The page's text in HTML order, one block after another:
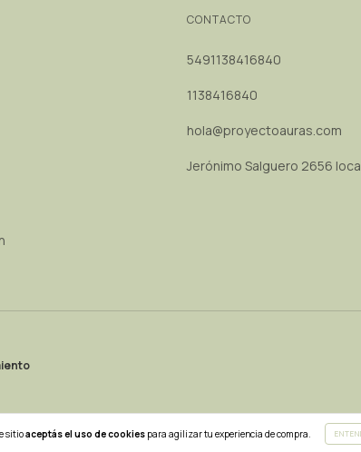
sitioaceptás el uso de cookies para agilizar tu experiencia de compra.
CONTACTO
5491138416840
1138416840
hola@proyectoauras.com
Jerónimo Salguero 2656